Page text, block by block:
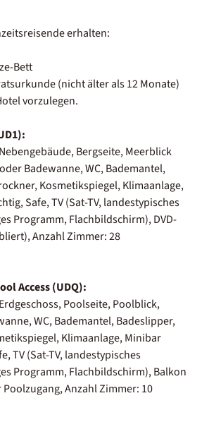
erhalten:
Bett
(nicht älter als 12 Monate)
vorzulegen.
Bergseite, Meerblick
Badewanne, WC, Bademantel,
Kosmetikspiegel, Klimaanlage,
Safe, TV (Sat-TV, landestypisches
Programm, Flachbildschirm), DVD-
Anzahl Zimmer: 28
Access (UDQ):
Poolseite, Poolblick,
WC, Bademantel, Badeslipper,
Klimaanlage, Minibar
TV (Sat-TV, landestypisches
Programm, Flachbildschirm), Balkon
Anzahl Zimmer: 10